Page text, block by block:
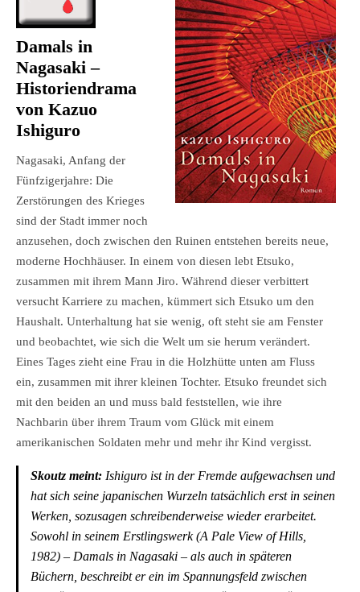
Damals in
Nagasaki–
Historiendrama
von Kazuo
Ishiguro
Nagasaki, Anfang der
Fünfzigerjahre: Die
Zerstörungen des Krieges
sind der Stadt immer noch
anzusehen, doch zwischen den Ruinen entstehen bereits neue,
moderne Hochhäuser. In einem von diesen lebt Etsuko,
zusammen mit ihrem Mann Jiro. Während dieser verbittert
versucht Karriere zu machen, kümmert sich Etsuko um den
Haushalt. Unterhaltung hat sie wenig, oft steht sie am Fenster
und beobachtet, wie sich die Welt um sie herum verändert.
Eines Tages zieht eine Frau in die Holzhütte unten am Fluss
ein, zusammen mit ihrer kleinen Tochter. Etsuko freundet sich
mit den beiden an und muss bald feststellen, wie ihre
Nachbarin über ihrem Traum vom Glück mit einem
amerikanischen Soldaten mehr und mehr ihr Kind vergisst.
Skoutz meint: Ishiguro ist in der Fremde aufgewachsen und
hat sich seine japanischen Wurzeln tatsächlich erst in seinen
Werken, sozusagen schreibenderweise wieder erarbeitet.
Sowohl in seinem Erstlingswerk (A Pale View of Hills,
1982) – Damals in Nagasaki – als auch in späteren
Büchern, beschreibt er ein im Spannungsfeld zwischen